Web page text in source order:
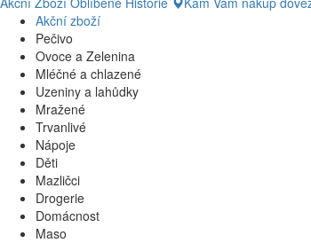
Akční zboží
Pečivo
Ovoce a Zelenina
Mléčné a chlazené
Uzeniny a lahůdky
Mražené
Trvanlivé
Nápoje
Děti
Mazličci
Drogerie
Domácnost
Maso